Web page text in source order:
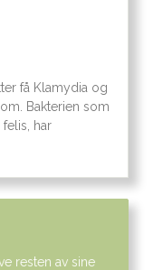
få Klamydia og
Bakterien som
har
resten av sine